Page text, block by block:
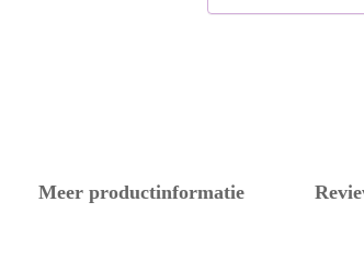
Meer productinformatie